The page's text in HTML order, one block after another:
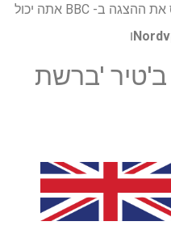
אתה יכול לתפוס את ההצגה ב- BBC אתה יכול
ו
'ברשת